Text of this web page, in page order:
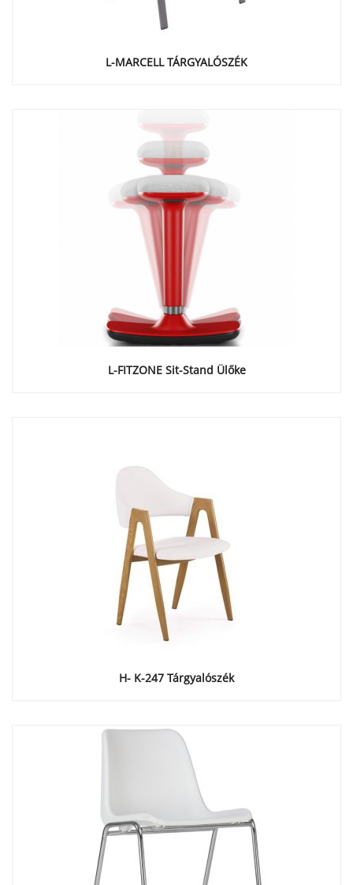
L-MARCELL TÁRGYALÓSZÉK
L-FITZONE Sit-Stand Ülőke
H- K-247 Tárgyalószék